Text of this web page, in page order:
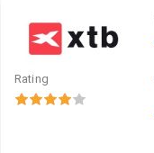
Rating